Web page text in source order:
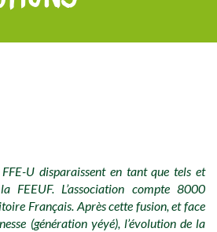
U disparaissent en tant que tels et
FEEUF. L’association compte 8000
Français. Après cette fusion, et face
(génération yéyé), l’évolution de la